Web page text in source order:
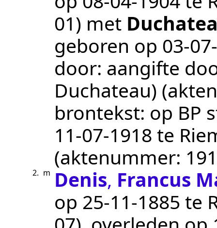
01) met
geboren op
door: aangifte
Duchateau)
brontekst: op BP
11‑07‑1918 te
(aktenummer:
2. m Denis, Francus
op 25‑11‑1885 te